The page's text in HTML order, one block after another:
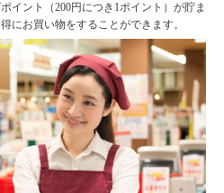
イント（200円につき1ポイント）が貯ま
にお買い物をすることができます。